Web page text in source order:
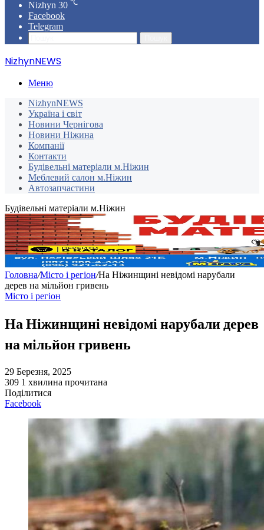
Nizhyn 30 ℃
Facebook
Telegram
NizhynNEWS
Меню
NizhynNEWS
Україна і світ
Новини Чернігова
Новини Ніжина
Компанії
Контакти
Будівельні матеріали м.Ніжин
Меблевий салон м.Ніжин
Автозапчастини
Будівельні матеріали м.Ніжин
Головна/Місто і регіон/На Ніжинщині невідомі нарубали
дерев на мільйон гривень
Місто і регіон
На Ніжинщині невідомі нарубали дерев
на мільйон гривень
29 Березня, 2025
309 1 хвилина прочитана
Поділитися
Facebook